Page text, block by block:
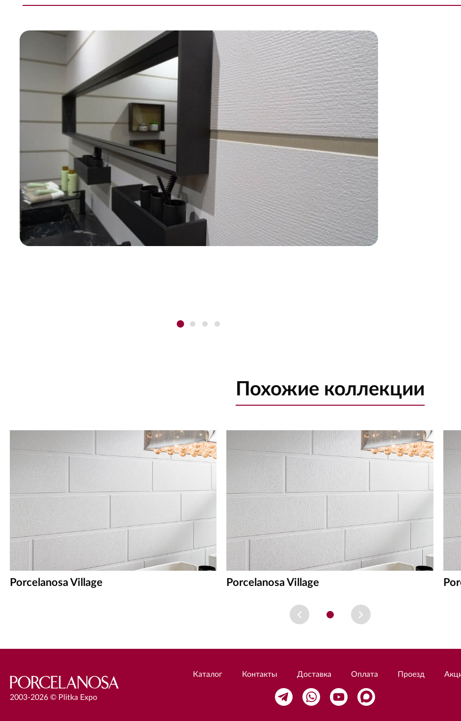
Похожие коллекции
Porcelanosa Village Porcelanosa Village
2003-2026 © Plitka Expo
Каталог Контакты Доставка Оплата Проезд